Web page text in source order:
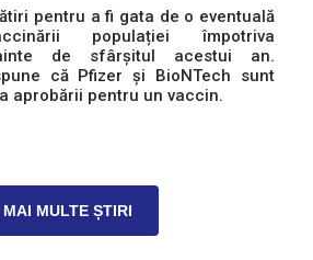
pentru a fi gata de o eventuală
populației împotriva
de sfârșitul acestui an.
că Pfizer și BioNTech sunt
aprobării pentru un vaccin.
MAI MULTE ȘTIRI